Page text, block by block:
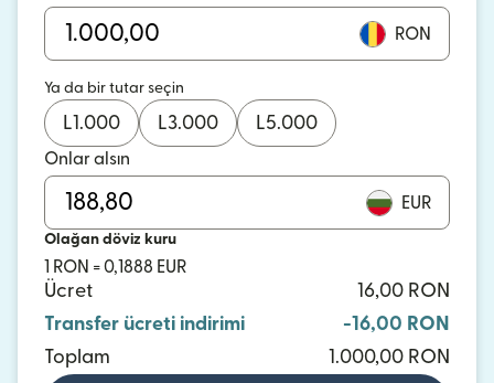
RON
Ya da bir tutar seçin
L1.000 L3.000 L5.000
Onlar alsın
EUR
Olağan döviz kuru
1 RON = 0,1888 EUR
Ücret
16,00 RON
Transfer ücreti indirimi
-16,00 RON
Toplam
1.000,00 RON